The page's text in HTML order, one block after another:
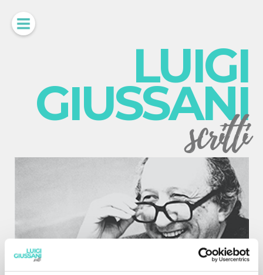
LUIGI
GIUSSANI
scritti